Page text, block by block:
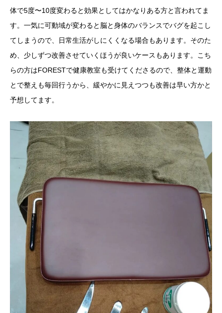
体で5度〜10度変わると効果としてはかなりある方と言われてま
す。一気に可動域が変わると脳と身体のバランスでバグを起こし
てしまうので、日常生活がしにくくなる場合もあります。そのた
め、少しずつ改善させていくほうが良いケースもあります。こち
らの方はFORESTで健康教室も受けてくださるので、整体と運動
とで整えも毎回行うから、緩やかに見えつつも改善は早い方かと
予想してます。